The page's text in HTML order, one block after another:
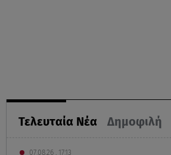
Τελευταία Νέα Δημοφιλή
07.08.26 , 17:13